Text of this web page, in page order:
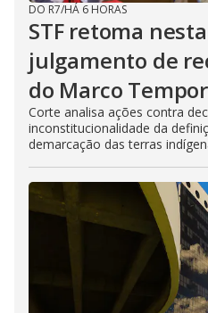
DO R7/HÁ 6 HORAS
STF retoma
julgamento de
do Marco
Corte analisa ações contra
inconstitucionalidade da
demarcação das terras